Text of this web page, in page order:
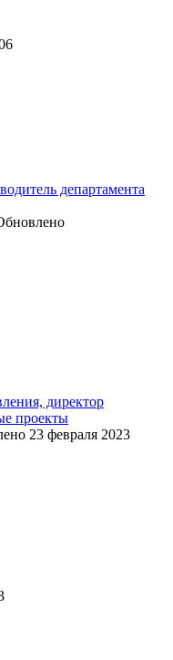
департамента
директор
проекты
23 февраля 2023